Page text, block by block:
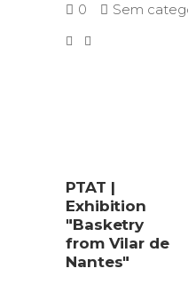
0 Sem
PTAT |
Exhibition
"Basketry
from Vilar de
Nantes"